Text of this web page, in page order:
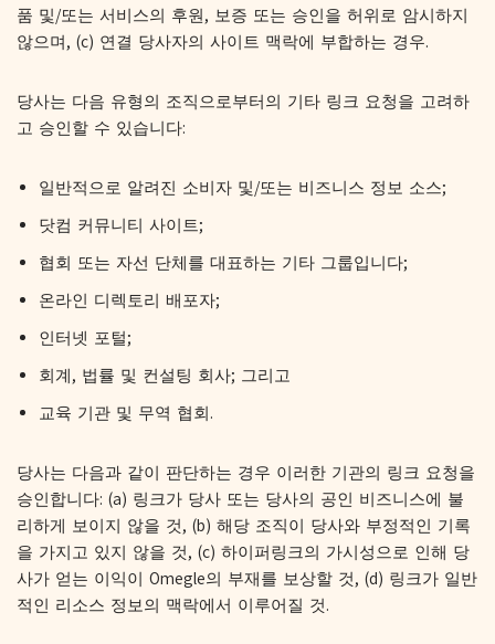
품 및/또는 서비스의 후원, 보증 또는 승인을 허위로 암시하지
않으며, (c) 연결 당사자의 사이트 맥락에 부합하는 경우.
당사는 다음 유형의 조직으로부터의 기타 링크 요청을 고려하
고 승인할 수 있습니다:
일반적으로 알려진 소비자 및/또는 비즈니스 정보 소스;
닷컴 커뮤니티 사이트;
협회 또는 자선 단체를 대표하는 기타 그룹입니다;
온라인 디렉토리 배포자;
인터넷 포털;
회계, 법률 및 컨설팅 회사; 그리고
교육 기관 및 무역 협회.
당사는 다음과 같이 판단하는 경우 이러한 기관의 링크 요청을
승인합니다: (a) 링크가 당사 또는 당사의 공인 비즈니스에 불
리하게 보이지 않을 것, (b) 해당 조직이 당사와 부정적인 기록
을 가지고 있지 않을 것, (c) 하이퍼링크의 가시성으로 인해 당
사가 얻는 이익이 Omegle의 부재를 보상할 것, (d) 링크가 일반
적인 리소스 정보의 맥락에서 이루어질 것.